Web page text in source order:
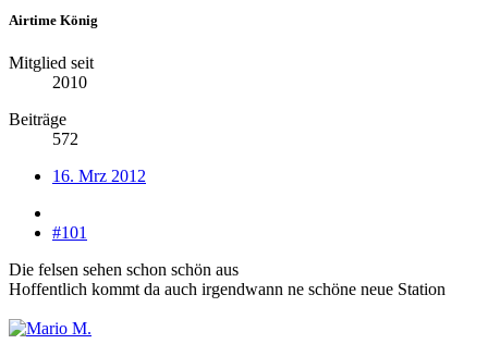
Airtime König
Mitglied seit
2010
Beiträge
572
16. Mrz 2012
#101
Die felsen sehen schon schön aus
Hoffentlich kommt da auch irgendwann ne schöne neue Station